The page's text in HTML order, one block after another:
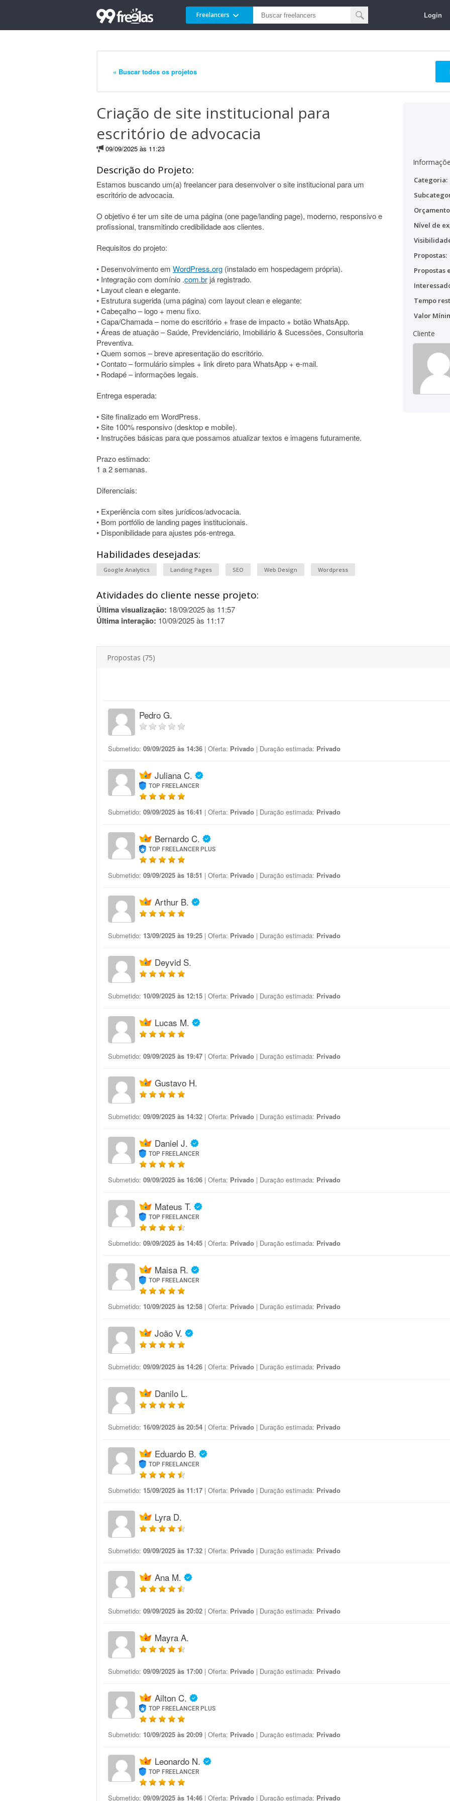
Freelancers Login
« Buscar todos os projetos
Criação de site institucional para
escritório de advocacia
09/09/2025 às 11:23
Descrição do Projeto:
Estamos buscando um(a) freelancer para desenvolver o site institucional para um
escritório de advocacia.
O objetivo é ter um site de uma página (one page/landing page), moderno, responsivo e
profissional, transmitindo credibilidade aos clientes.
Requisitos do projeto:
• Desenvolvimento em WordPress.org (instalado em hospedagem própria).
• Integração com domínio .com.br já registrado.
• Layout clean e elegante.
• Estrutura sugerida (uma página) com layout clean e elegante:
• Cabeçalho – logo + menu fixo.
• Capa/Chamada – nome do escritório + frase de impacto + botão WhatsApp.
• Áreas de atuação – Saúde, Previdenciário, Imobiliário & Sucessões, Consultoria
Preventiva.
• Quem somos – breve apresentação do escritório.
• Contato – formulário simples + link direto para WhatsApp + e-mail.
• Rodapé – informações legais.
Entrega esperada:
• Site finalizado em WordPress.
• Site 100% responsivo (desktop e mobile).
• Instruções básicas para que possamos atualizar textos e imagens futuramente.
Prazo estimado:
1 a 2 semanas.
Diferenciais:
• Experiência com sites jurídicos/advocacia.
• Bom portfólio de landing pages institucionais.
• Disponibilidade para ajustes pós-entrega.
Habilidades desejadas:
Google Analytics Landing Pages SEO Web Design Wordpress
Atividades do cliente nesse projeto:
Última visualização: 18/09/2025 às 11:57
Última interação: 10/09/2025 às 11:17
Categoria:
Nível de
Propostas:
Propostas
Tempo
Valor
Cliente
Propostas (75)
Pedro G.
Submetido: 09/09/2025 às 14:36 | Oferta: Privado | Duração estimada: Privado
Juliana C.
TOP FREELANCER
Submetido: 09/09/2025 às 16:41 | Oferta: Privado | Duração estimada: Privado
Bernardo C.
TOP FREELANCER PLUS
Submetido: 09/09/2025 às 18:51 | Oferta: Privado | Duração estimada: Privado
Arthur B.
Submetido: 13/09/2025 às 19:25 | Oferta: Privado | Duração estimada: Privado
Deyvid S.
Submetido: 10/09/2025 às 12:15 | Oferta: Privado | Duração estimada: Privado
Lucas M.
Submetido: 09/09/2025 às 19:47 | Oferta: Privado | Duração estimada: Privado
Gustavo H.
Submetido: 09/09/2025 às 14:32 | Oferta: Privado | Duração estimada: Privado
Daniel J.
TOP FREELANCER
Submetido: 09/09/2025 às 16:06 | Oferta: Privado | Duração estimada: Privado
Mateus T.
TOP FREELANCER
Submetido: 09/09/2025 às 14:45 | Oferta: Privado | Duração estimada: Privado
Maisa R.
TOP FREELANCER
Submetido: 10/09/2025 às 12:58 | Oferta: Privado | Duração estimada: Privado
João V.
Submetido: 09/09/2025 às 14:26 | Oferta: Privado | Duração estimada: Privado
Danilo L.
Submetido: 16/09/2025 às 20:54 | Oferta: Privado | Duração estimada: Privado
Eduardo B.
TOP FREELANCER
Submetido: 15/09/2025 às 11:17 | Oferta: Privado | Duração estimada: Privado
Lyra D.
Submetido: 09/09/2025 às 17:32 | Oferta: Privado | Duração estimada: Privado
Ana M.
Submetido: 09/09/2025 às 20:02 | Oferta: Privado | Duração estimada: Privado
Mayra A.
Submetido: 09/09/2025 às 17:00 | Oferta: Privado | Duração estimada: Privado
Ailton C.
TOP FREELANCER PLUS
Submetido: 10/09/2025 às 20:09 | Oferta: Privado | Duração estimada: Privado
Leonardo N.
TOP FREELANCER
Submetido: 09/09/2025 às 14:46 | Oferta: Privado | Duração estimada: Privado